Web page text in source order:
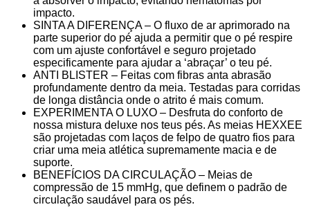
impacto.
SINTA A DIFERENÇA – O fluxo de ar aprimorado na
parte superior do pé ajuda a permitir que o pé respire
com um ajuste confortável e seguro projetado
especificamente para ajudar a ‘abraçar’ o teu pé.
ANTI BLISTER – Feitas com fibras anta abrasão
profundamente dentro da meia. Testadas para corridas
de longa distância onde o atrito é mais comum.
EXPERIMENTA O LUXO – Desfruta do conforto de
nossa mistura deluxe nos teus pés. As meias HEXXEE
são projetadas com laços de felpo de quatro fios para
criar uma meia atlética supremamente macia e de
suporte.
BENEFÍCIOS DA CIRCULAÇÃO – Meias de
compressão de 15 mmHg, que definem o padrão de
circulação saudável para os pés.